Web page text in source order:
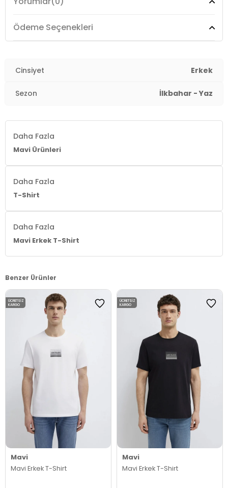
Manken Ölçüsü :
Ödeme Seçenekleri
Cinsiyet Erkek
Sezon İlkbahar - Yaz
Daha Fazla
Mavi Ürünleri
Daha Fazla
T-Shirt
Daha Fazla
Mavi Erkek T-Shirt
Benzer Ürünler
Mavi
Mavi Erkek T-Shirt
ÜCRETSIZ
KARGO
Mavi
Mavi Erkek T-Shirt
ÜCRETSIZ
KARGO